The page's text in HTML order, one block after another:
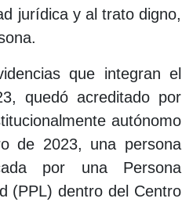
jurídica y al trato digno,
que integran el
quedó acreditado por
autónomo
de 2023, una persona
por una Persona
(PPL) dentro del Centro